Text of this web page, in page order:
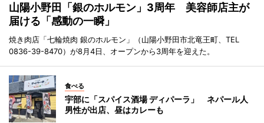
山陽小野田「銀のホルモン」3周年 美容師店主が
届ける「感動の一瞬」
焼き肉店「七輪焼肉 銀のホルモン」（山陽小野田市北竜王町、TEL
0836-39-8470）が8月4日、オープンから3周年を迎えた。
食べる
宇部に「スパイス酒場 ディパーラ」 ネパール人
男性が出店、昼はカレーも